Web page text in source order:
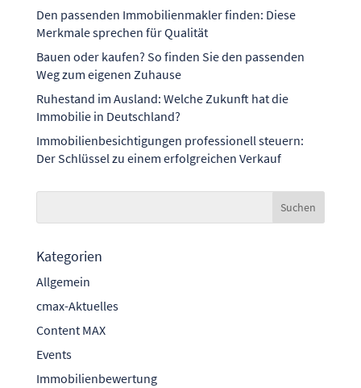
Den passenden Immobilienmakler finden: Diese
Merkmale sprechen für Qualität
Bauen oder kaufen? So finden Sie den passenden
Weg zum eigenen Zuhause
Ruhestand im Ausland: Welche Zukunft hat die
Immobilie in Deutschland?
Immobilienbesichtigungen professionell steuern:
Der Schlüssel zu einem erfolgreichen Verkauf
Kategorien
Allgemein
cmax-Aktuelles
Content MAX
Events
Immobilienbewertung